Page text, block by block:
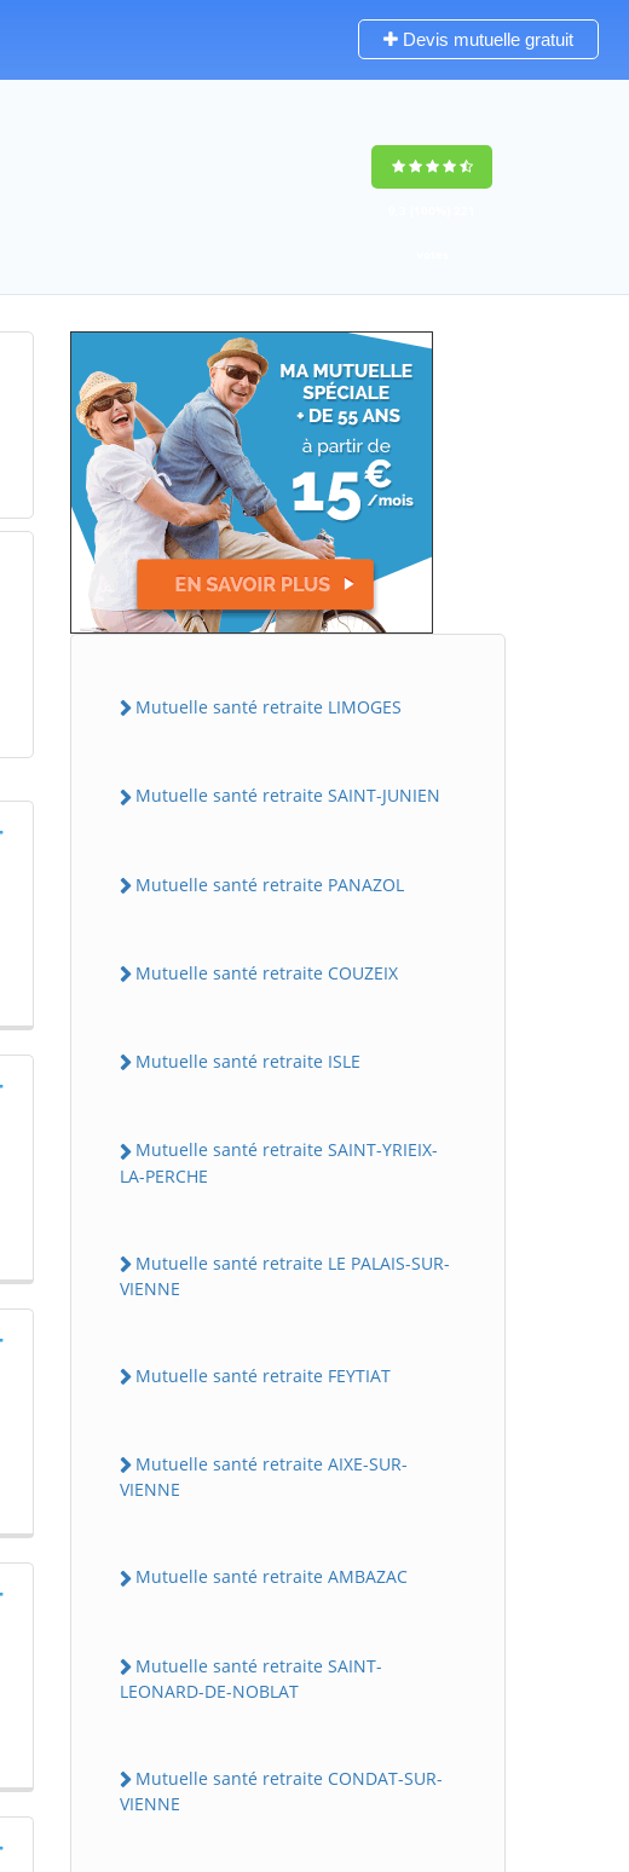
Devis mutuelle gratuit
Mutuelle santé retraite LIMOGES
Mutuelle santé retraite SAINT-JUNIEN
Mutuelle santé retraite PANAZOL
Mutuelle santé retraite COUZEIX
Mutuelle santé retraite ISLE
Mutuelle santé retraite SAINT-YRIEIX-
LA-PERCHE
Mutuelle santé retraite LE PALAIS-SUR-
VIENNE
Mutuelle santé retraite FEYTIAT
Mutuelle santé retraite AIXE-SUR-
VIENNE
Mutuelle santé retraite AMBAZAC
Mutuelle santé retraite SAINT-
LEONARD-DE-NOBLAT
Mutuelle santé retraite CONDAT-SUR-
VIENNE